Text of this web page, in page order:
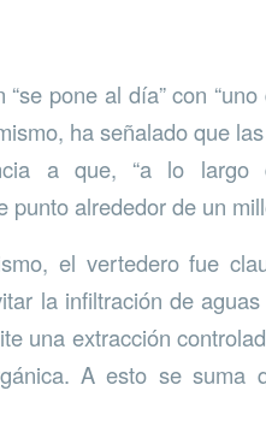
pone al día” con
ha señalado que
a que, “a lo
alrededor de un
el vertedero fue
la infiltración de
una extracción
A esto se suma